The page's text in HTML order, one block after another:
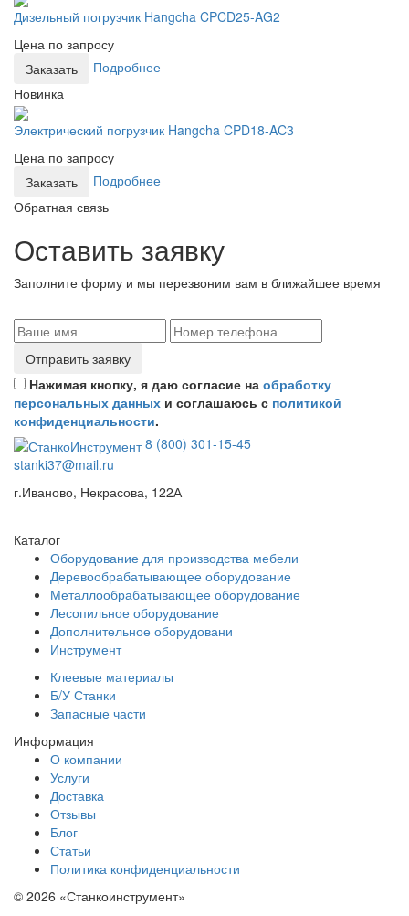
Дизельный погрузчик Hangcha CPCD25-AG2
Цена по запросу
Заказать
Подробнее
Новинка
Электрический погрузчик Hangcha CPD18-AC3
Цена по запросу
Заказать
Подробнее
Обратная связь
Оставить заявку
Заполните форму и мы перезвоним вам в ближайшее время
Отправить заявку
Нажимая кнопку, я даю согласие на обработку
персональных данных и соглашаюсь с политикой
конфиденциальности.
8 (800) 301-15-45
stanki37@mail.ru
г.Иваново, Некрасова, 122А
Каталог
Оборудование для производства мебели
Деревообрабатывающее оборудование
Металлообрабатывающее оборудование
Лесопильное оборудование
Дополнительное оборудовани
Инструмент
Клеевые материалы
Б/У Станки
Запасные части
Информация
О компании
Услуги
Доставка
Отзывы
Блог
Статьи
Политика конфиденциальности
© 2026 «Станкоинструмент»